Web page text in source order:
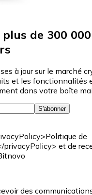
de 300 000
à jour sur le marché
et les fonctionnalités
dans votre boîte
S'abonner
de
privacyPolicy> et de
des